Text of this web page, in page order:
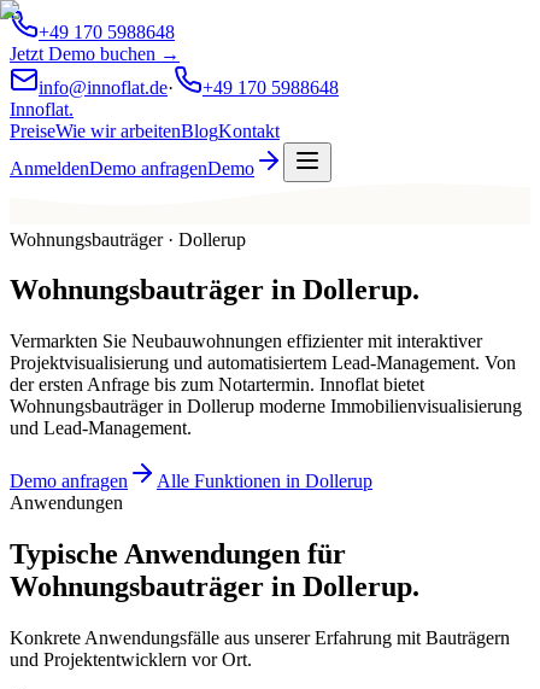
+49 170 5988648
Jetzt Demo buchen →
info@innoflat.de·
+49 170 5988648
Innoflat.
PreiseWie wir arbeitenBlogKontakt
AnmeldenDemo anfragenDemo
Wohnungsbauträger · Dollerup
Wohnungsbauträger in Dollerup.
Vermarkten Sie Neubauwohnungen effizienter mit interaktiver
Projektvisualisierung und automatisiertem Lead-Management. Von
der ersten Anfrage bis zum Notartermin. Innoflat bietet
Wohnungsbauträger in Dollerup moderne Immobilienvisualisierung
und Lead-Management.
Demo anfragen
Alle Funktionen in Dollerup
Anwendungen
Typische Anwendungen für
Wohnungsbauträger in Dollerup.
Konkrete Anwendungsfälle aus unserer Erfahrung mit Bauträgern
und Projektentwicklern vor Ort.